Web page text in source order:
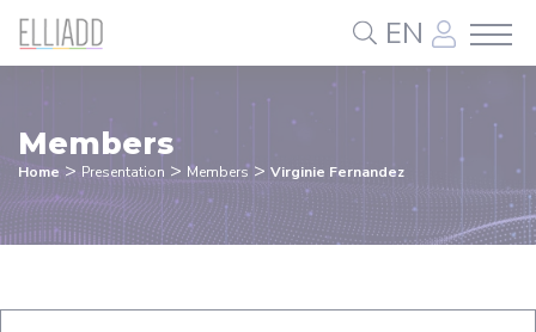
EN
Members
Home > Presentation > Members> Virginie Fernandez
Cookies management panel